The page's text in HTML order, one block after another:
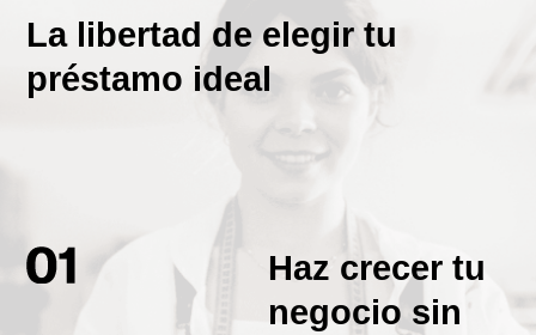
La libertad de elegir tu
préstamo ideal
Haz crecer tu
negocio sin